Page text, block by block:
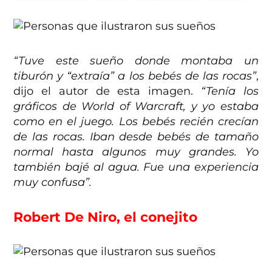
“Tuve este sueño donde montaba un
tiburón y “extraía” a los bebés de las rocas”,
dijo el autor de esta imagen. “Tenía los
gráficos de World of Warcraft, y yo estaba
como en el juego. Los bebés recién crecían
de las rocas. Iban desde bebés de tamaño
normal hasta algunos muy grandes. Yo
también bajé al agua. Fue una experiencia
muy confusa”.
Robert De Niro, el conejito